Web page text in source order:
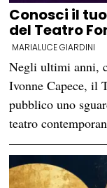
Conosci il
del Teatro
MARIALUCE GIARDINI
Negli ultimi anni,
Ivonne Capece, il
pubblico uno
teatro